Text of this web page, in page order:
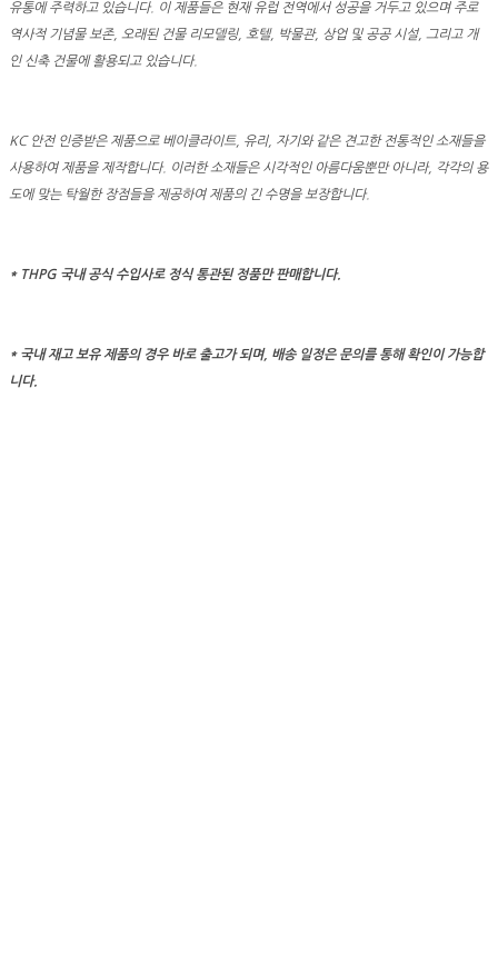
유통에 주력하고 있습니다. 이 제품들은 현재 유럽 전역에서 성공을 거두고 있으며 주로
역사적 기념물 보존, 오래된 건물 리모델링, 호텔, 박물관, 상업 및 공공 시설, 그리고 개
인 신축 건물에 활용되고 있습니다.
KC 안전 인증받은 제품으로 베이클라이트, 유리, 자기와 같은 견고한 전통적인 소재들을
사용하여 제품을 제작합니다. 이러한 소재들은 시각적인 아름다움뿐만 아니라, 각각의 용
도에 맞는 탁월한 장점들을 제공하여 제품의 긴 수명을 보장합니다.
* THPG 국내 공식 수입사로 정식 통관된 정품만 판매합니다.
* 국내 재고 보유 제품의 경우 바로 출고가 되며, 배송 일정은 문의를 통해 확인이 가능합
니다.